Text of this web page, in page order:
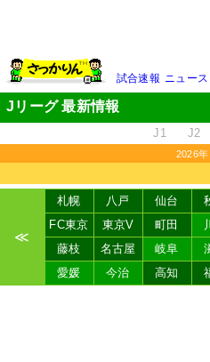
試合速報 ニュース
Jリーグ 最新情報
J1 J2
2026年
≪
札幌 八戸 仙台
FC東京
東京V 町田
藤枝
名古屋 岐阜
愛媛
今治 高知